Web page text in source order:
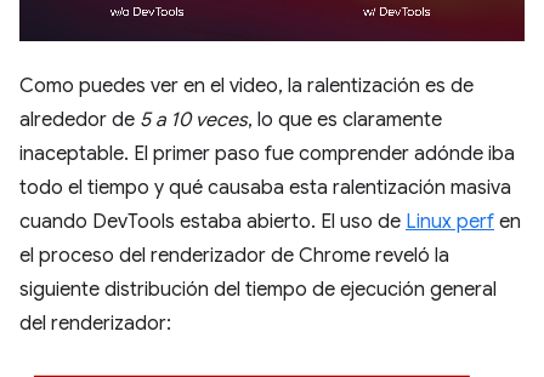
Como puedes ver en el video, la ralentización es de
alrededor de 5 a 10 veces, lo que es claramente
inaceptable. El primer paso fue comprender adónde iba
todo el tiempo y qué causaba esta ralentización masiva
cuando DevTools estaba abierto. El uso de Linux perf en
el proceso del renderizador de Chrome reveló la
siguiente distribución del tiempo de ejecución general
del renderizador: